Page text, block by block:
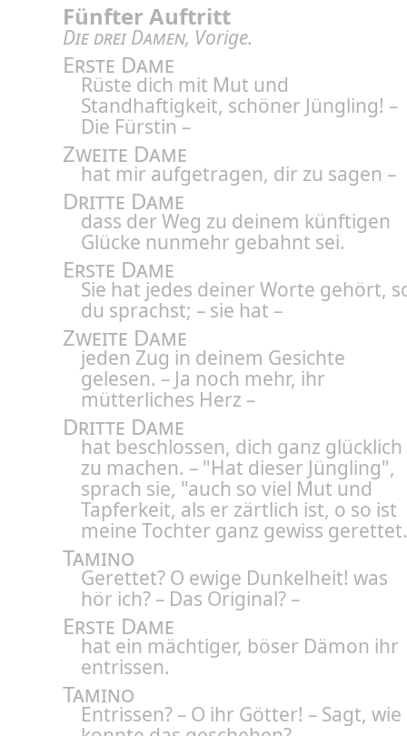
Fünfter Auftritt
Die drei Damen, Vorige.
Erste Dame
Rüste dich mit Mut und
Standhaftigkeit, schöner Jüngling! –
Die Fürstin –
Zweite Dame
hat mir aufgetragen, dir zu sagen –
Dritte Dame
dass der Weg zu deinem künftigen
Glücke nunmehr gebahnt sei.
Erste Dame
Sie hat jedes deiner Worte gehört,
du sprachst; – sie hat –
Zweite Dame
jeden Zug in deinem Gesichte
gelesen. – Ja noch mehr, ihr
mütterliches Herz –
Dritte Dame
hat beschlossen, dich ganz glücklich
zu machen. – "Hat dieser Jüngling",
sprach sie, "auch so viel Mut und
Tapferkeit, als er zärtlich ist, o so ist
meine Tochter ganz gewiss
Tamino
Gerettet? O ewige Dunkelheit! was
hör ich? – Das Original? –
Erste Dame
hat ein mächtiger, böser Dämon ihr
entrissen.
Tamino
Entrissen? – O ihr Götter! – Sagt, wie